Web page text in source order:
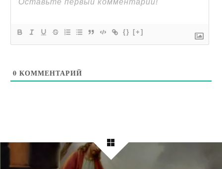
{} [+]
0 КОММЕНТАРИЙ